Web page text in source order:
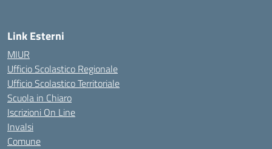
Link Esterni
MIUR
Ufficio Scolastico Regionale
Ufficio Scolastico Territoriale
Scuola in Chiaro
Iscrizioni On Line
Invalsi
Comune